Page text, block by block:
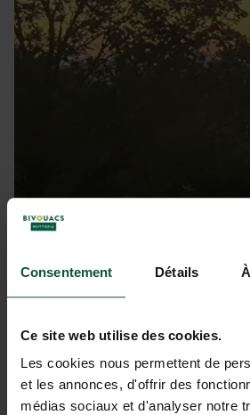
Consentement Détails
Ce site web utilise des cookies.
Les cookies nous permettent de
et les annonces, d'offrir des
médias sociaux et d'analyser notre